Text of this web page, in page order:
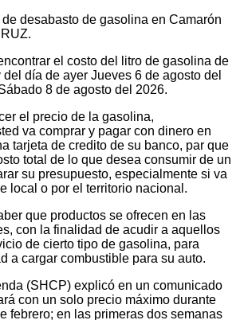
desabasto de gasolina en Camarón
el costo del litro de gasolina de
del día de ayer Jueves 6 de agosto del
8 de agosto del 2026.
el precio de la gasolina,
va comprar y pagar con dinero en
tarjeta de credito de su banco, par que
total de lo que desea consumir de un
su presupuesto, especialmente si va
local o por el territorio nacional.
que productos se ofrecen en las
con la finalidad de acudir a aquellos
de cierto tipo de gasolina, para
a cargar combustible para su auto.
(SHCP) explicó en un comunicado
con un solo precio máximo durante
febrero; en las primeras dos semanas